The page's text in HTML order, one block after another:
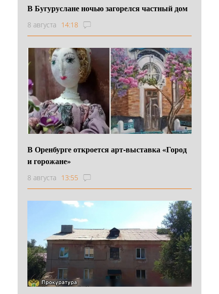
В Бугуруслане ночью загорелся частный дом
8 августа 14:18
В Оренбурге откроется арт-выставка «Город
и горожане»
8 августа 13:55